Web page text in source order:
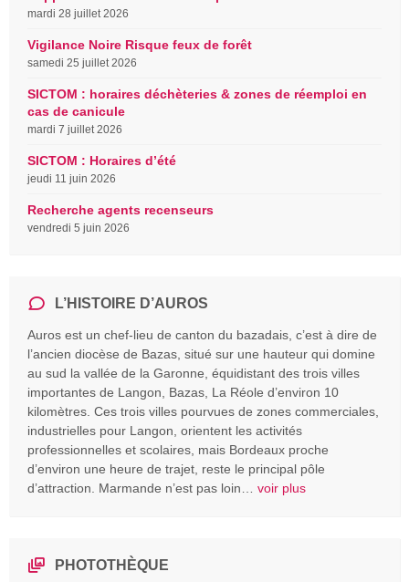
mardi 28 juillet 2026
Vigilance Noire Risque feux de forêt
samedi 25 juillet 2026
SICTOM : horaires déchèteries & zones de réemploi en
cas de canicule
mardi 7 juillet 2026
SICTOM : Horaires d’été
jeudi 11 juin 2026
Recherche agents recenseurs
vendredi 5 juin 2026
L’HISTOIRE D’AUROS
Auros est un chef-lieu de canton du bazadais, c’est à dire de
l’ancien diocèse de Bazas, situé sur une hauteur qui domine
au sud la vallée de la Garonne, équidistant des trois villes
importantes de Langon, Bazas, La Réole d’environ 10
kilomètres. Ces trois villes pourvues de zones commerciales,
industrielles pour Langon, orientent les activités
professionnelles et scolaires, mais Bordeaux proche
d’environ une heure de trajet, reste le principal pôle
d’attraction. Marmande n’est pas loin… voir plus
PHOTOTHÈQUE